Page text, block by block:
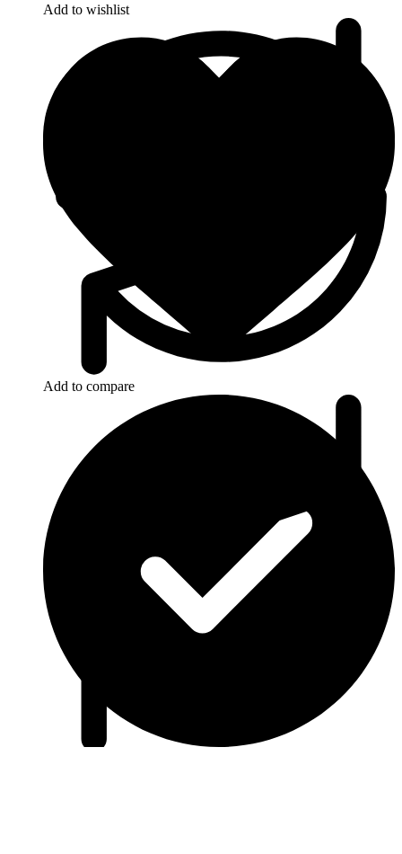
Add to wishlist
Add to compare